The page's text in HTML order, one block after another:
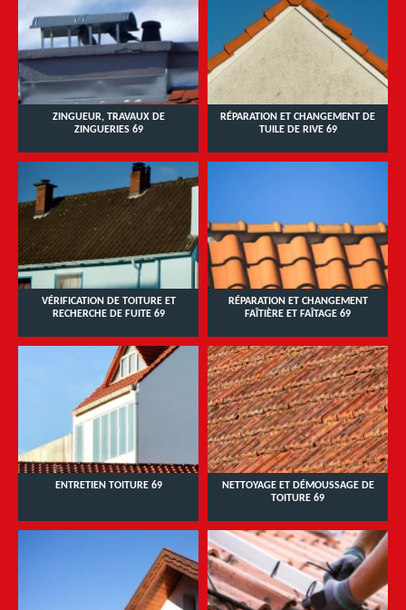
ZINGUEUR, TRAVAUX DE
ZINGUERIES 69
RÉPARATION ET CHANGEMENT DE
TUILE DE RIVE 69
VÉRIFICATION DE TOITURE ET
RECHERCHE DE FUITE 69
RÉPARATION ET CHANGEMENT
FAÎTIÈRE ET FAÎTAGE 69
ENTRETIEN TOITURE 69
NETTOYAGE ET DÉMOUSSAGE DE
TOITURE 69